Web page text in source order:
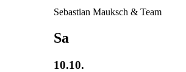
Sebastian Mauksch & Team
Sa
10.10.